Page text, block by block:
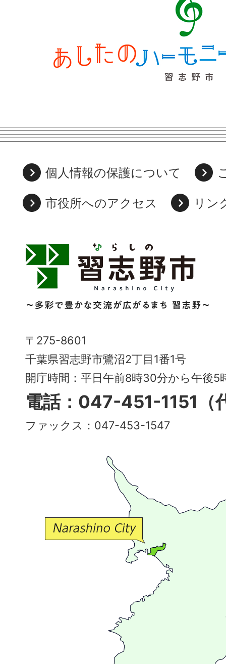
個人情報の保護について
市役所へのアクセス
リン
習
志
野
市
Narashino
City
～
多
彩
で
〒275-8601
千葉県習志野市鷺沼2丁目1番1号
開庁時間：平日午前8時30分から午後5
電話：047-451-1151（
ファックス：047-453-1547